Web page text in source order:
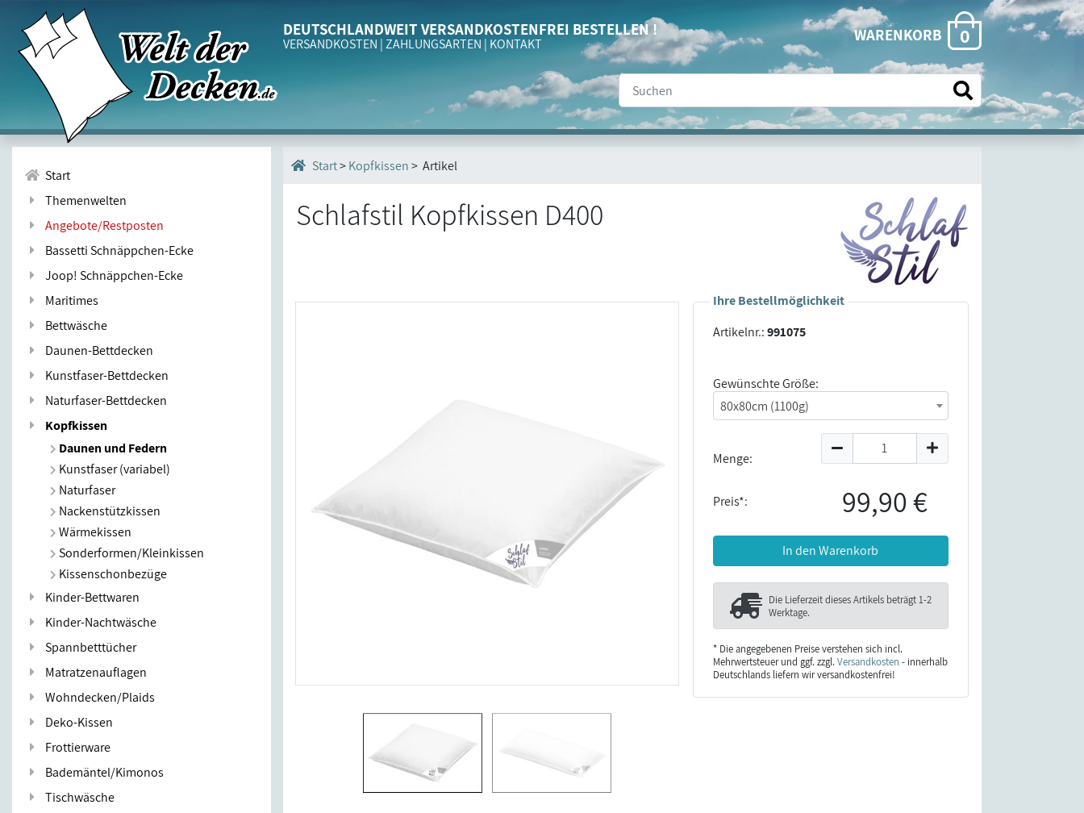
WARENKORB 0
DEUTSCHLANDWEIT VERSANDKOSTENFREI BESTELLEN !
VERSANDKOSTEN |ZAHLUNGSARTEN | KONTAKT
Start
Themenwelten
Angebote/Restposten
Bassetti Schnäppchen-Ecke
Joop! Schnäppchen-Ecke
Maritimes
Bettwäsche
Daunen-Bettdecken
Kunstfaser-Bettdecken
Naturfaser-Bettdecken
Kopfkissen
Daunen und Federn
Kunstfaser (variabel)
Naturfaser
Nackenstützkissen
Wärmekissen
Sonderformen/Kleinkissen
Kissenschonbezüge
Kinder-Bettwaren
Kinder-Nachtwäsche
Spannbetttücher
Matratzenauflagen
Wohndecken/Plaids
Deko-Kissen
Frottierware
Bademäntel/Kimonos
Tischwäsche
Start>Kopfkissen> Artikel
Schlafstil Kopfkissen D400
Ihre Bestellmöglichkeit
Artikelnr.:991075
Gewünschte Größe:
80x80cm (1100g)
Menge:
Preis*: 99,90 €
In den Warenkorb
Die Lieferzeit dieses Artikels beträgt1-2
Werktage.
* Die angegebenen Preise verstehen sich incl.
Mehrwertsteuer und ggf. zzgl.Versandkosten - innerhalb
Deutschlands liefern wir versandkostenfrei!